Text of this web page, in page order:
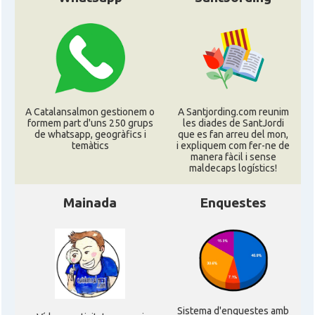
Consolat
Consolat general a Ciudad de
Consolat Consolat general a Guadalajara
Consolat Consolat general a Monterrey
Embajada de España en México
A Catalansalmon gestionem o
formem part d'uns 250 grups
de whatsapp, geogràfics i
temàtics
A Santjording.com reunim
les diades de SantJordi
que es fan arreu del mon,
i expliquem com fer-ne de
manera fàcil i sense
maldecaps logí­stics!
Mainada Enquestes
Sistema d'enquestes amb